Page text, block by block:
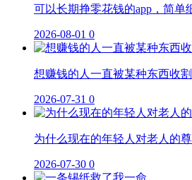
可以长期挣零花钱的app，简单
2026-08-01 0
想赚钱的人一直被某种东西收割
2026-07-31 0
为什么现在的年轻人对老人的
2026-07-30 0